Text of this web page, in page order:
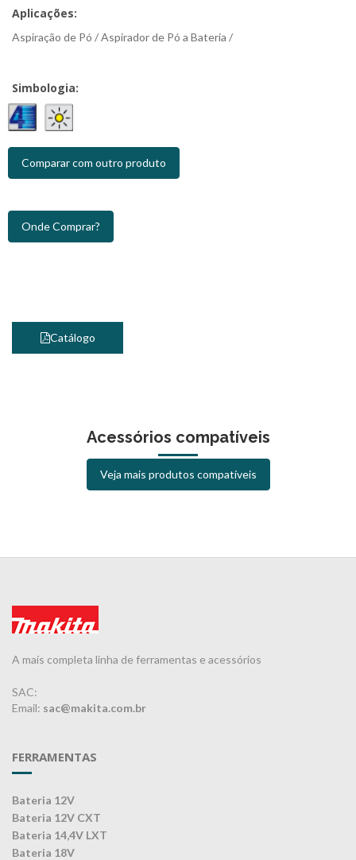
Aplicações:
Aspiração de Pó / Aspirador de Pó a Bateria /
Simbologia:
Comparar com outro produto
Onde Comprar?
Catálogo
Acessórios compatíveis
Veja mais produtos compatíveis
A mais completa linha de ferramentas e acessórios
SAC:
Email: sac@makita.com.br
FERRAMENTAS
Bateria 12V
Bateria 12V CXT
Bateria 14,4V LXT
Bateria 18V